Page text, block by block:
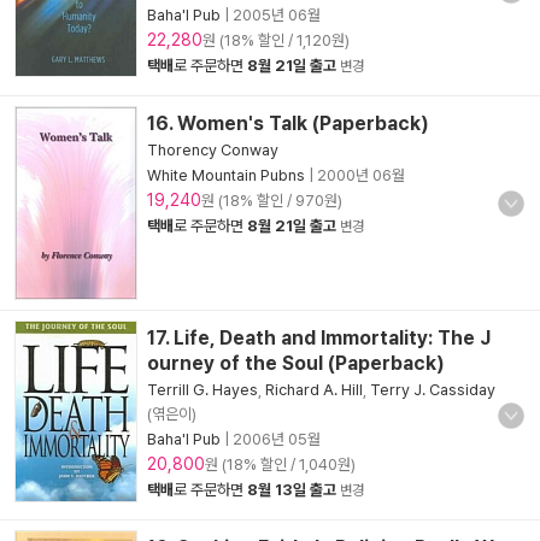
Baha'I Pub
2005년 06월
22,280원 (18% 할인 / 1,120원)
택배로 주문하면 8월 21일 출고 변경
16. Women's Talk (Paperback)
Thorency Conway
White Mountain Pubns
2000년 06월
19,240원 (18% 할인 / 970원)
택배로 주문하면 8월 21일 출고 변경
17. Life, Death and Immortality: The J
ourney of the Soul (Paperback)
Terrill G. Hayes Richard A. Hill Terry J. Cassiday
(엮은이)
Baha'I Pub
2006년 05월
20,800원 (18% 할인 / 1,040원)
택배로 주문하면 8월 13일 출고 변경